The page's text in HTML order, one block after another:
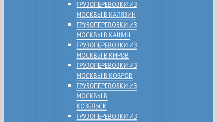
ГРУЗОПЕРЕВОЗКИ ИЗ
МОСКВЫ В КАЛЯЗИН
ГРУЗОПЕРЕВОЗКИ ИЗ
МОСКВЫ В КАШИН
ГРУЗОПЕРЕВОЗКИ ИЗ
МОСКВЫ В КИРОВ
ГРУЗОПЕРЕВОЗКИ ИЗ
МОСКВЫ В КОВРОВ
ГРУЗОПЕРЕВОЗКИ ИЗ
МОСКВЫ В
КОЗЕЛЬСК
ГРУЗОПЕРЕВОЗКИ ИЗ